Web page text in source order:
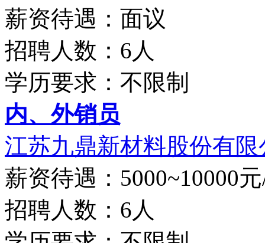
薪资待遇：面议
招聘人数：6人
学历要求：不限制
内、外销员
江苏九鼎新材料股份有限
薪资待遇：5000~10000
招聘人数：6人